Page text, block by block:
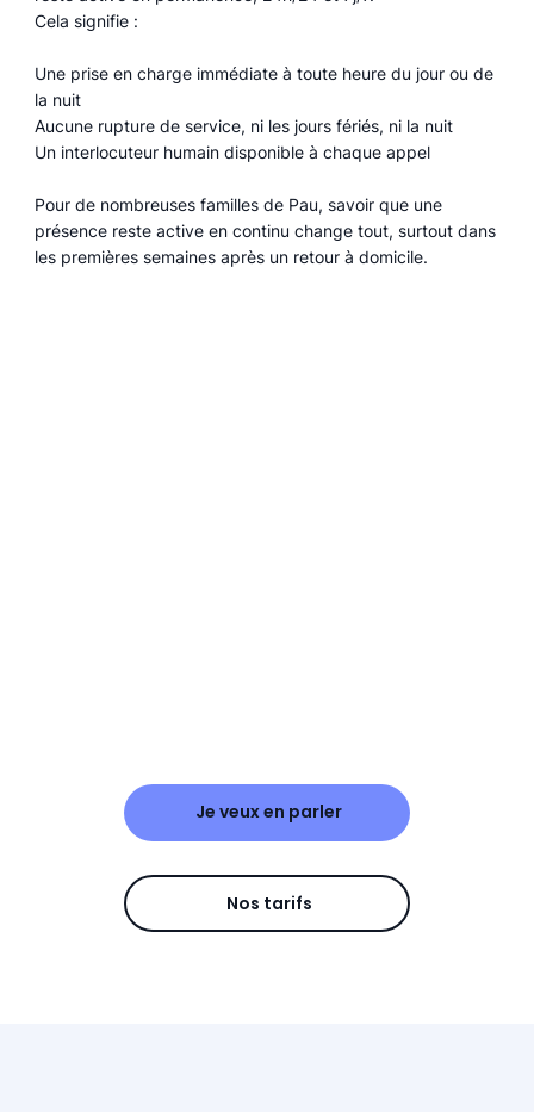
Je veux en parler
Nos tarifs
Cela signifie :
Une prise en charge immédiate à toute heure du jour ou de
la nuit
Aucune rupture de service, ni les jours fériés, ni la nuit
Un interlocuteur humain disponible à chaque appel
Pour de nombreuses familles de Pau, savoir que une
présence reste active en continu change tout, surtout dans
les premières semaines après un retour à domicile.